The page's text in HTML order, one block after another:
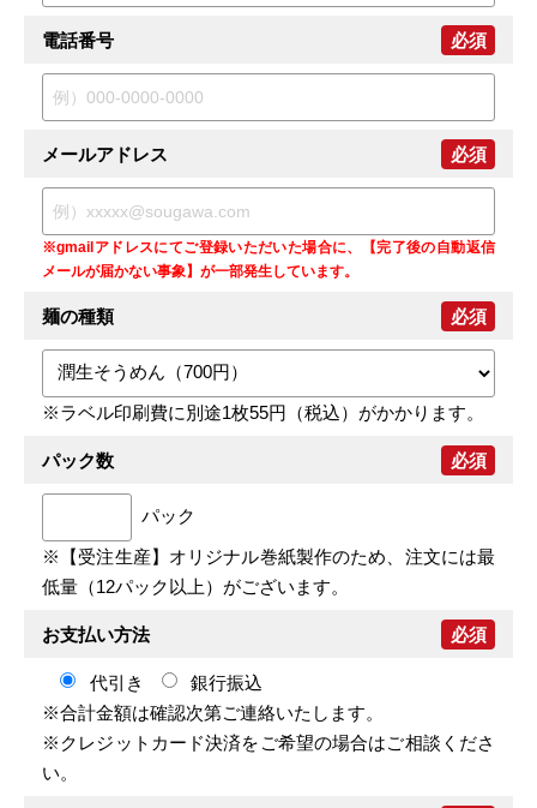
電話番号 必須
メールアドレス 必須
※gmailアドレスにてご登録いただいた場合に、【完了後の自動返信
メールが届かない事象】が一部発生しています。
麺の種類 必須
※ラベル印刷費に別途1枚55円（税込）がかかります。
パック数 必須
パック
※【受注生産】オリジナル巻紙製作のため、注文には最
低量（12パック以上）がございます。
お支払い方法 必須
代引き
銀行振込
※合計金額は確認次第ご連絡いたします。
※クレジットカード決済をご希望の場合はご相談くださ
い。